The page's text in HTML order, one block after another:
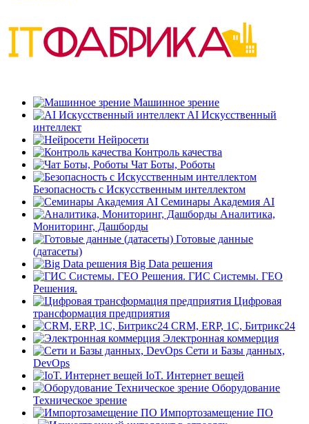
Машинное зрение
AI Искусственный
интеллект
Нейросети
Контроль качества
Чат Боты, Роботы
Безопасность с Искусственным интеллектом
Семинары Академия AI
Аналитика,
Мониторинг, Дашборды
Готовые данные
(датасеты)
Big Data решения
ГИС Системы. ГЕО
Решения.
Цифровая
трансформация предприятия
CRM, ERP, 1C, Битрикс24
Электронная коммерция
Сети и Базы данных,
DevOps
IoT. Интернет вещей
Оборудование
Техническое зрение
Импортозамещение ПО